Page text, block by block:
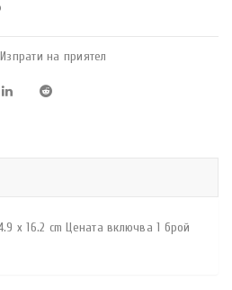
Изпрати на приятел
x 16.2 cm Цената включва 1 брой